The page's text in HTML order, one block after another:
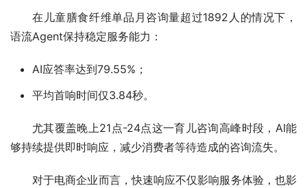
在儿童膳食纤维单品月咨询量超过1892人的情况下，
语流Agent保持稳定服务能力：
AI应答率达到79.55%；
平均首响时间仅3.84秒。
尤其覆盖晚上21点-24点这一育儿咨询高峰时段，AI能
够持续提供即时响应，减少消费者等待造成的咨询流失。
对于电商企业而言，快速响应不仅影响服务体验，也影